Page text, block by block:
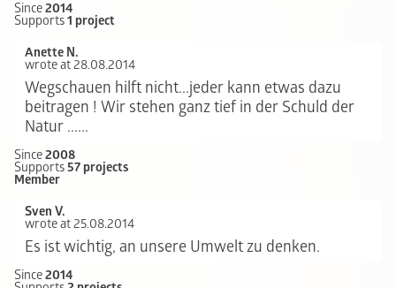
Since2014
Supports1 project
Anette N.
wrote at 28.08.2014
Wegschauen hilft nicht...jeder kann etwas dazu
beitragen ! Wir stehen ganz tief in der Schuld der
Natur ......
Since2008
Supports57 projects
Member
Sven V.
wrote at 25.08.2014
Es ist wichtig, an unsere Umwelt zu denken.
Since2014